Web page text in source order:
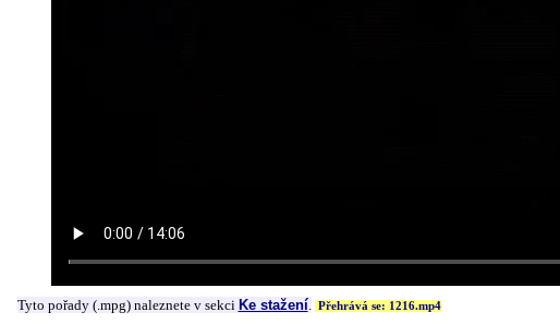
Tyto pořady (.mpg) naleznete v sekci Ke stažení. Přehrává se: 1216.mp4